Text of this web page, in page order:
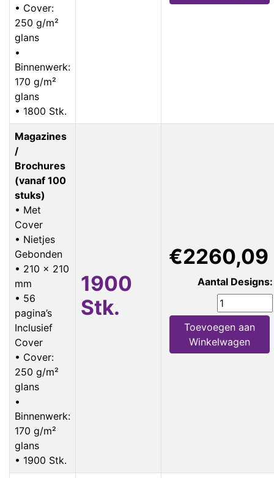
• Cover:
250 g/m²
glans
•
Binnenwerk:
170 g/m²
glans
• 1800 Stk.
Magazines
/
Brochures
(vanaf 100
stuks)
• Met
Cover
• Nietjes
Gebonden
• 210 x 210
mm
• 56
pagina’s
Inclusief
Cover
• Cover:
250 g/m²
glans
•
Binnenwerk:
170 g/m²
glans
• 1900 Stk.
1900
Stk.
€2260,09
Aantal Designs:
Toevoegen aan
Winkelwagen